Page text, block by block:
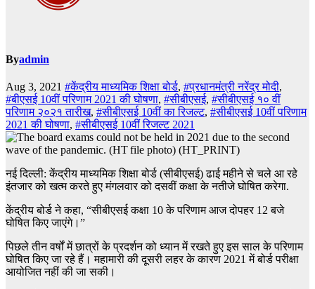
Byadmin
Aug 3, 2021 #केंद्रीय माध्यमिक शिक्षा बोर्ड, #प्रधानमंत्री नरेंद्र मोदी,
#बीएसई 10वीं परिणाम 2021 की घोषणा, #सीबीएसई, #सीबीएसई १० वीं
परिणाम २०२१ तारीख, #सीबीएसई 10वीं का रिजल्ट, #सीबीएसई 10वीं परिणाम
2021 की घोषणा, #सीबीएसई 10वीं रिजल्ट 2021
नई दिल्ली: केंद्रीय माध्यमिक शिक्षा बोर्ड (सीबीएसई) ढाई महीने से चले आ रहे
इंतजार को खत्म करते हुए मंगलवार को दसवीं कक्षा के नतीजे घोषित करेगा.
केंद्रीय बोर्ड ने कहा, “सीबीएसई कक्षा 10 के परिणाम आज दोपहर 12 बजे
घोषित किए जाएंगे।”
पिछले तीन वर्षों में छात्रों के प्रदर्शन को ध्यान में रखते हुए इस साल के परिणाम
घोषित किए जा रहे हैं। महामारी की दूसरी लहर के कारण 2021 में बोर्ड परीक्षा
आयोजित नहीं की जा सकी।